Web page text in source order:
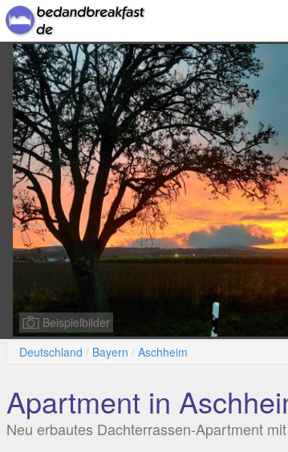
Beispielbilder
Deutschland
Bayern Aschheim
Apartment in
Neu erbautes Dachterrassen-Apartment